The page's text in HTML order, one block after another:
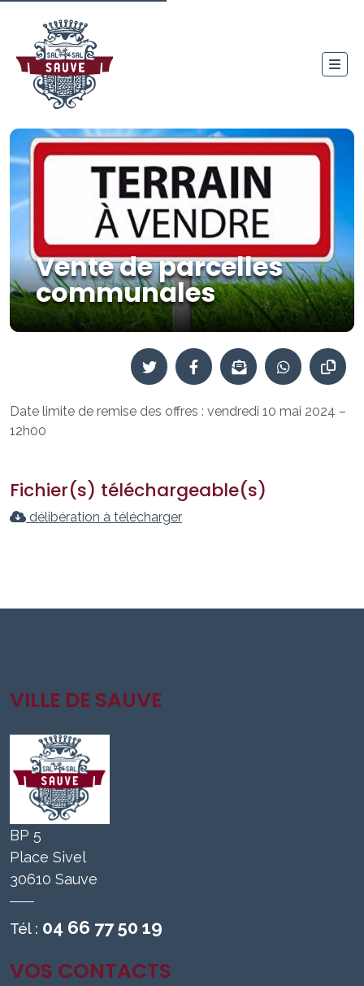
Vente de parcelles
communales
Date limite de remise des offres : vendredi 10 mai 2024 –
12h00
Fichier(s) téléchargeable(s)
délibération à télécharger
VILLE DE SAUVE
BP 5
Place Sivel
30610 Sauve
Tél : 04 66 77 50 19
VOS CONTACTS